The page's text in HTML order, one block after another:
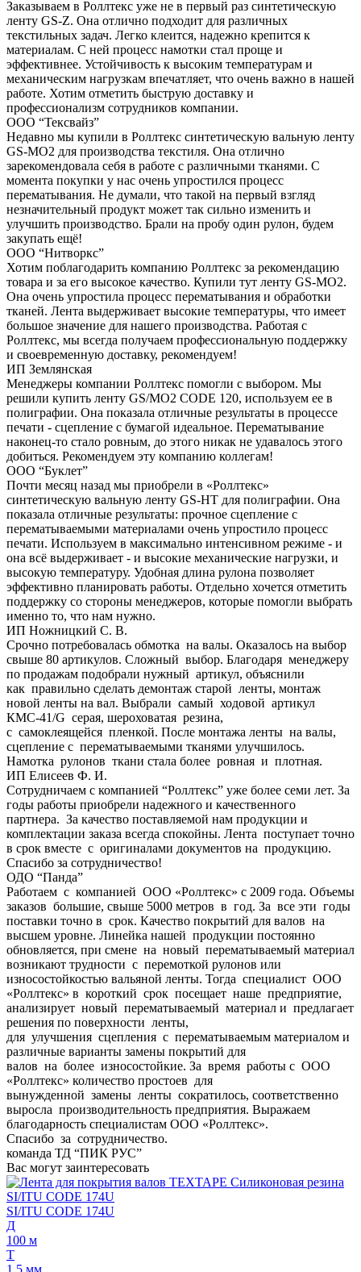
Заказываем в Роллтекс уже не в первый раз синтетическую
ленту GS-Z. Она отлично подходит для различных
текстильных задач. Легко клеится, надежно крепится к
материалам. С ней процесс намотки стал проще и
эффективнее. Устойчивость к высоким температурам и
механическим нагрузкам впечатляет, что очень важно в нашей
работе. Хотим отметить быструю доставку и
профессионализм сотрудников компании.
ООО “Тексвайз”
Недавно мы купили в Роллтекс синтетическую вальную ленту
GS-MO2 для производства текстиля. Она отлично
зарекомендовала себя в работе с различными тканями. С
момента покупки у нас очень упростился процесс
перематывания. Не думали, что такой на первый взгляд
незначительный продукт может так сильно изменить и
улучшить производство. Брали на пробу один рулон, будем
закупать ещё!
ООО “Нитворкс”
Хотим поблагодарить компанию Роллтекс за рекомендацию
товара и за его высокое качество. Купили тут ленту GS-MO2.
Она очень упростила процесс перематывания и обработки
тканей. Лента выдерживает высокие температуры, что имеет
большое значение для нашего производства. Работая с
Роллтекс, мы всегда получаем профессиональную поддержку
и своевременную доставку, рекомендуем!
ИП Землянская
Менеджеры компании Роллтекс помогли с выбором. Мы
решили купить ленту GS/MO2 CODE 120, используем ее в
полиграфии. Она показала отличные результаты в процессе
печати - сцепление с бумагой идеальное. Перематывание
наконец-то стало ровным, до этого никак не удавалось этого
добиться. Рекомендуем эту компанию коллегам!
ООО “Буклет”
Почти месяц назад мы приобрели в «Роллтекс»
синтетическую вальную ленту GS-HT для полиграфии. Она
показала отличные результаты: прочное сцепление с
перематываемыми материалами очень упростило процесс
печати. Используем в максимально интенсивном режиме - и
она всё выдерживает - и высокие механические нагрузки, и
высокую температуру. Удобная длина рулона позволяет
эффективно планировать работы. Отдельно хочется отметить
поддержку со стороны менеджеров, которые помогли выбрать
именно то, что нам нужно.
ИП Ножницкий С. В.
Срочно потребовалась обмотка на валы. Оказалось на выбор
свыше 80 артикулов. Сложный выбор. Благодаря менеджеру
по продажам подобрали нужный артикул, объяснили
как правильно сделать демонтаж старой ленты, монтаж
новой ленты на вал. Выбрали самый ходовой артикул
КМС-41/G серая, шероховатая резина,
с самоклеящейся пленкой. После монтажа ленты на валы,
сцепление с перематываемыми тканями улучшилось.
Намотка рулонов ткани стала более ровная и плотная.
ИП Елисеев Ф. И.
Сотрудничаем с компанией “Роллтекс” уже более семи лет. За
годы работы приобрели надежного и качественного
партнера. За качество поставляемой нам продукции и
комплектации заказа всегда спокойны. Лента поступает точно
в срок вместе с оригиналами документов на продукцию.
Спасибо за сотрудничество!
ОДО “Панда”
Работаем с компанией ООО «Роллтекс» с 2009 года. Объемы
заказов большие, свыше 5000 метров в год. За все эти годы
поставки точно в срок. Качество покрытий для валов на
высшем уровне. Линейка нашей продукции постоянно
обновляется, при смене на новый перематываемый материал
возникают трудности с перемоткой рулонов или
износостойкостью вальяной ленты. Тогда специалист ООО
«Роллтекс» в короткий срок посещает наше предприятие,
анализирует новый перематываемый материал и предлагает
решения по поверхности ленты,
для улучшения сцепления с перематываемым материалом и
различные варианты замены покрытий для
валов на более износостойкие. За время работы с ООО
«Роллтекс» количество простоев для
вынужденной замены ленты сократилось, соответственно
выросла производительность предприятия. Выражаем
благодарность специалистам ООО «Роллтекс».
Спасибо за сотрудничество.
команда ТД “ПИК РУС”
Вас могут заинтересовать
SI/ITU CODE 174U
Д
100 м
Т
1,5 мм